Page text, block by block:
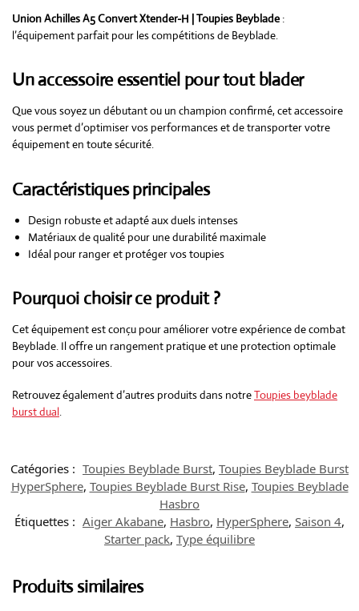
Union Achilles A5 Convert Xtender-H | Toupies Beyblade :
l’équipement parfait pour les compétitions de Beyblade.
Un accessoire essentiel pour tout blader
Que vous soyez un débutant ou un champion confirmé, cet accessoire
vous permet d’optimiser vos performances et de transporter votre
équipement en toute sécurité.
Caractéristiques principales
Design robuste et adapté aux duels intenses
Matériaux de qualité pour une durabilité maximale
Idéal pour ranger et protéger vos toupies
Pourquoi choisir ce produit ?
Cet équipement est conçu pour améliorer votre expérience de combat
Beyblade. Il offre un rangement pratique et une protection optimale
pour vos accessoires.
Retrouvez également d’autres produits dans notreToupies beyblade
burst dual.
Catégories : Toupies Beyblade Burst, Toupies Beyblade Burst
HyperSphere, Toupies Beyblade Burst Rise, Toupies Beyblade
Hasbro
Étiquettes : Aiger Akabane, Hasbro, HyperSphere, Saison 4,
Starter pack, Type équilibre
Produits similaires